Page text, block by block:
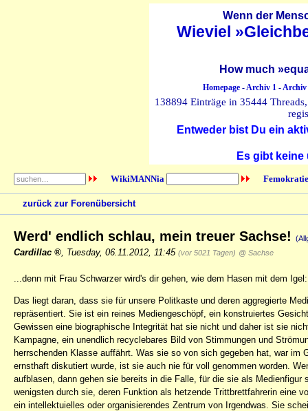
Wenn der
Wieviel
How much
Homepage-Archiv 1-Archiv
138894 Einträge in 35444
Entweder bist Du ein
Es gibt
WikiMANNia
zurück zur Forenübersicht
Werd' endlich schlau, mein treuer Sachse!
Cardillac Tuesday, 06.11.2012, 11:45 (vor 5021 Tagen) @ Sachse
...denn mit Frau Schwarzer wird's dir gehen, wie dem Hasen mit dem
Das liegt daran, dass sie für unsere Politkaste und deren aggregierte
repräsentiert. Sie ist ein reines Mediengeschöpf, ein konstruiertes
Gewissen eine biographische Integrität hat sie nicht und daher ist sie
Kampagne, ein unendlich recyclebares Bild von Stimmungen und
herrschenden Klasse auffährt. Was sie so von sich gegeben hat, war
ernsthaft diskutiert wurde, ist sie auch nie für voll genommen worden.
aufblasen, dann gehen sie bereits in die Falle, für die sie als
wenigsten durch sie, deren Funktion als hetzende Trittbrettfahrerin eine
ein intellektuielles oder organisierendes Zentrum von Irgendwas. Sie